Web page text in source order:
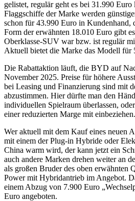
gelistet, regulär geht es bei 31.990
Flaggschiffe der Marke werden
schon für 43.990 Euro in Kundenhand,
Form der erwähnten 18.010 Euro gibt
Oberklasse-SUV war bzw. ist regulär
Aktuell bietet die Marke das Modell für
Die Rabattaktion läuft, die BYD auf
November 2025. Preise für höhere
bei Leasing und Finanzierung sind mit
abzustimmen. Hier dürfte man den
individuellen Spielraum überlassen,
einer reduzierten Marge mit einbeziehen.
Wer aktuell mit dem Kauf eines neuen
mit einem der Plug-in Hybride oder
China warm wird, der kann jetzt ein
auch andere Marken drehen weiter an
als großen Bruder des oben erwähnten
Power mit Hybridantrieb im Angebot.
einem Abzug von 7.900 Euro
Euro angeboten.